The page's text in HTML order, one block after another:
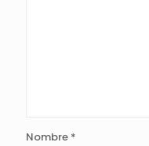
Nombre *